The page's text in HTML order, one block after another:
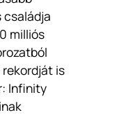
családja
milliós
is
Infinity